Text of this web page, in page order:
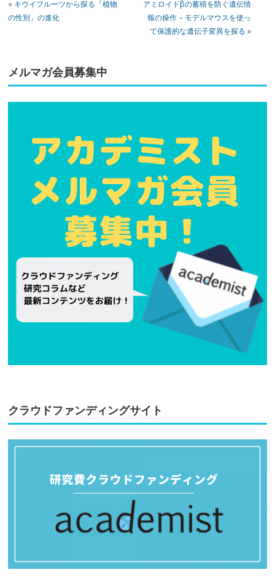
« キウイフルーツから探る「植物
の性別」の進化
アミロイドβの蓄積を防ぐ遺伝情
報の操作 – モデルマウスを使っ
て保護的な遺伝子変異を探る »
メルマガ会員募集中
クラウドファンディングサイト